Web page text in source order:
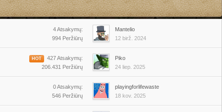
(28 liepos 2026 - 14:32 )
(27 liepos 2026 - 16:14 )
⚜️Quests ⚜️Minigames ⚜️Fire cape⚔️ || ✈️
https://discord.gg/ANq7fcjcK9◀️
4 Atsakymų:
994 Peržiūrų
Mantelio
12 birž. 2024
HOT
427 Atsakymų:
206.431 Peržiūrų
Piko
24 liep. 2025
0 Atsakymų:
546 Peržiūrų
playingforlifewaste
18 kov. 2025